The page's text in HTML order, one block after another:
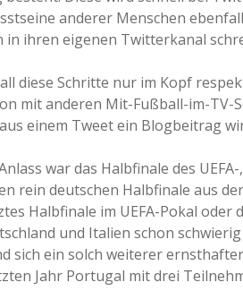
anderer Menschen
in ihren eigenen Twitterkanal
diese Schritte nur im Kopf
mit anderen Mit-Fußball-im-TV-
einem Tweet ein Blogbeitrag
war das Halbfinale des
rein deutschen Halbfinale aus
Halbfinale im UEFA-Pokal oder
und Italien schon
sich ein solch weiterer
Jahr Portugal mit drei